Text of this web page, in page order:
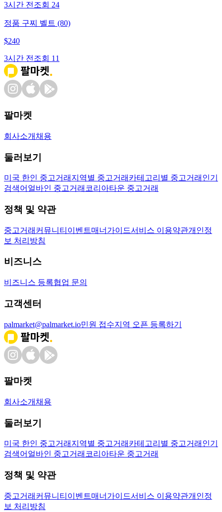
3시간 전 조회 24
정품 구찌 벨트 (80)
$240
3시간 전 조회 11
팔마켓
회사소개 채용
둘러보기
미국 한인 중고거래 지역별 중고거래 카테고리별 중고거래 인기
검색어 얼바인 중고거래 코리아타운 중고거래
정책 및 약관
중고거래 커뮤니티 이벤트매너가이드서비스 이용약관개인정
보 처리방침
비즈니스
비즈니스 등록협업 문의
고객센터
palmarket@palmarket.io민원 접수지역 오픈 등록하기
팔마켓
회사소개 채용
둘러보기
미국 한인 중고거래 지역별 중고거래 카테고리별 중고거래 인기
검색어 얼바인 중고거래 코리아타운 중고거래
정책 및 약관
중고거래 커뮤니티 이벤트매너가이드서비스 이용약관개인정
보 처리방침